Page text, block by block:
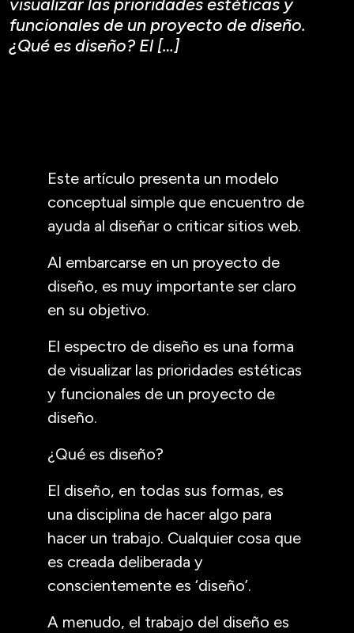
funcionales de un proyecto de diseño.
¿Qué es diseño? El […]
Este artículo presenta un modelo
conceptual simple que encuentro de
ayuda al diseñar o criticar sitios web.
Al embarcarse en un proyecto de
diseño, es muy importante ser claro
en su objetivo.
El espectro de diseño es una forma
de visualizar las prioridades estéticas
y funcionales de un proyecto de
diseño.
¿Qué es diseño?
El diseño, en todas sus formas, es
una disciplina de hacer algo para
hacer un trabajo. Cualquier cosa que
es creada deliberada y
conscientemente es ‘diseño’.
A menudo, el trabajo del diseño es